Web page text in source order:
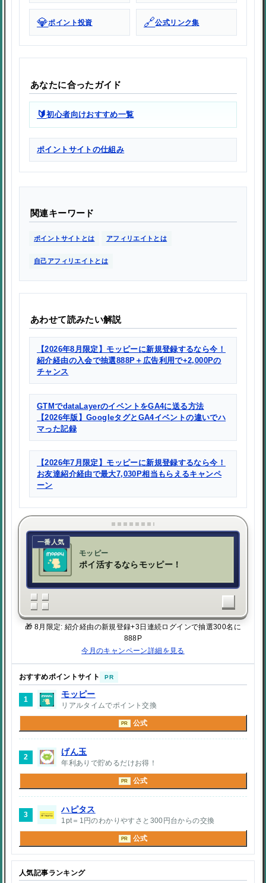
💎ポイント投資 🔗公式リンク集
あなたに合ったガイド
🔰初心者向けおすすめ一覧
ポイントサイトの仕組み
関連キーワード
ポイントサイトとは アフィリエイトとは
自己アフィリエイトとは
あわせて読みたい解説
【2026年8月限定】モッピーに新規登録するなら今！
紹介経由の入会で抽選888P＋広告利用で+2,000Pの
チャンス
GTMでdataLayerのイベントをGA4に送る方法
【2026年版】GoogleタグとGA4イベントの違いでハ
マった記録
【2026年7月限定】モッピーに新規登録するなら今！
お友達紹介経由で最大7,030P相当もらえるキャンペ
ーン
一番人気
モッピー
ポイ活するならモッピー！
🎁 8月限定: 紹介経由の新規登録+3日連続ログインで抽選300名に
888P
今月のキャンペーン詳細を見る
おすすめポイントサイト PR
1
モッピー
リアルタイムでポイント交換
PR 公式
2
げん玉
年利ありで貯めるだけお得！
PR 公式
3
ハピタス
1pt＝1円のわかりやすさと300円台からの交換
PR 公式
人気記事ランキング